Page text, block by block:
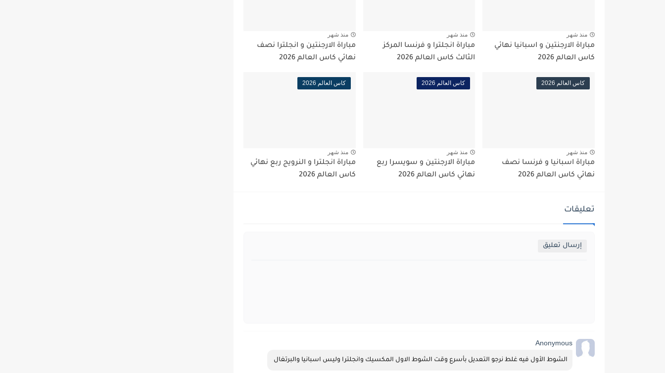
منذ شهر
مباراة الارجنتين و اسبانيا نهائي
كاس العالم 2026
منذ شهر
مباراة انجلترا و فرنسا المركز
الثالث كاس العالم 2026
منذ شهر
مباراة الارجنتين و انجلترا نصف
نهائي كاس العالم 2026
كاس العالم 2026
منذ شهر
مباراة اسبانيا و فرنسا نصف
نهائي كاس العالم 2026
كاس العالم 2026
منذ شهر
مباراة الارجنتين و سويسرا ربع
نهائي كاس العالم 2026
كاس العالم 2026
منذ شهر
مباراة انجلترا و النرويج ربع نهائي
كاس العالم 2026
تعليقات
إرسال تعليق
Anonymous
الشوط الأول فيه غلط نرجو التعديل بأسرع وقت الشوط الاول المكسيك وانجلترا وليس اسبانيا والبرتغال